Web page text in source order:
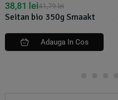
Seitan bio 350g Smaakt
41,79lei
38,81 lei
Adauga In Cos